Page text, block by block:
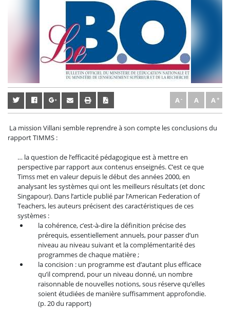
A A A
La mission Villani semble reprendre à son compte les conclusions du
rapport TIMMS :
… la question de l’efficacité pédagogique est à mettre en
perspective par rapport aux contenus enseignés. C’est ce que
Timss met en valeur depuis le début des années 2000, en
analysant les systèmes qui ont les meilleurs résultats (et donc
Singapour). Dans l’article publié par l’American Federation of
Teachers, les auteurs précisent des caractéristiques de ces
systèmes :
la cohérence, c’est-à-dire la définition précise des
prérequis, essentiellement annuels, pour passer d’un
niveau au niveau suivant et la complémentarité des
programmes de chaque matière ;
la concision : un programme est d’autant plus efficace
qu’il comprend, pour un niveau donné, un nombre
raisonnable de nouvelles notions, sous réserve qu’elles
soient étudiées de manière suffisamment approfondie.
(p. 20 du rapport)